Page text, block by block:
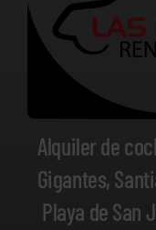
Alquiler de
Gigantes,
Playa de San